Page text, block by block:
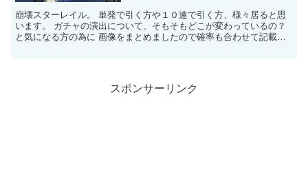
崩壊スターレイル。 単発で引く方や１０連で引く方、様々居ると思
います。 ガチャの演出について、そもそもどこが変わっているの？
と気になる方の為に 画像をまとめましたので確率も合わせて記載し
スポンサーリンク